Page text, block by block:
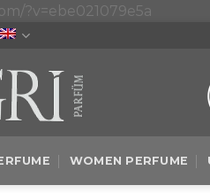
?v=ebe021079e5a
WOMEN PERFUME